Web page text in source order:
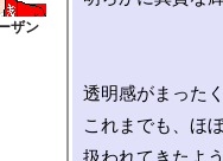
透明感がまった
これまでも、ほ